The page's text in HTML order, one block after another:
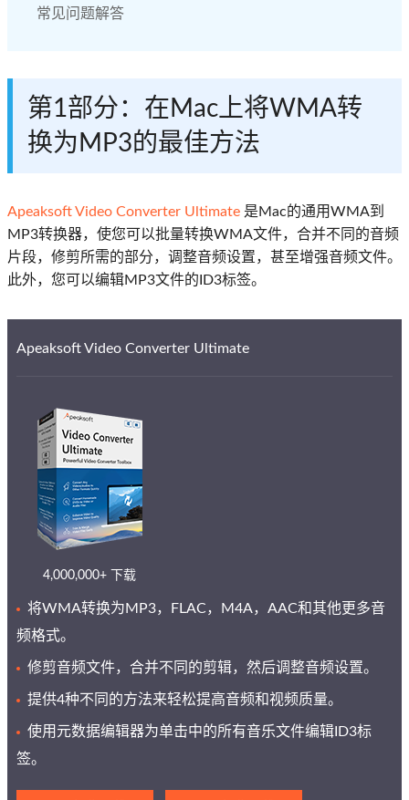
常见问题解答
第1部分：在Mac上将WMA转
换为MP3的最佳方法
Apeaksoft Video Converter Ultimate 是Mac的通用WMA到
MP3转换器，使您可以批量转换WMA文件，合并不同的音频
片段，修剪所需的部分，调整音频设置，甚至增强音频文件。
此外，您可以编辑MP3文件的ID3标签。
Apeaksoft Video Converter Ultimate
4,000,000+ 下载
将WMA转换为MP3，FLAC，M4A，AAC和其他更多音
频格式。
修剪音频文件，合并不同的剪辑，然后调整音频设置。
提供4种不同的方法来轻松提高音频和视频质量。
使用元数据编辑器为单击中的所有音乐文件编辑ID3标
签。